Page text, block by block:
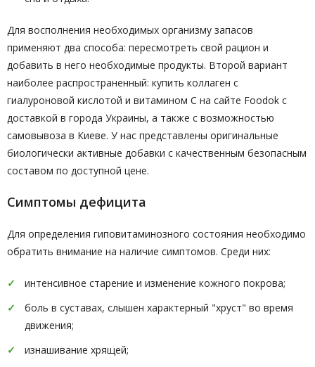
Для восполнения необходимых организму запасов
применяют два способа: пересмотреть свой рацион и
добавить в него необходимые продукты. Второй вариант
наиболее распространенный: купить коллаген с
гиалуроновой кислотой и витамином C на сайте Foodok с
доставкой в города Украины, а также с возможностью
самовывоза в Киеве. У нас представлены оригинальные
биологически активные добавки с качественным безопасным
составом по доступной цене.
Симптомы дефицита
Для определения гиповитаминозного состояния необходимо
обратить внимание на наличие симптомов. Среди них:
интенсивное старение и изменение кожного покрова;
боль в суставах, слышен характерный "хруст" во время
движения;
изнашивание хрящей;